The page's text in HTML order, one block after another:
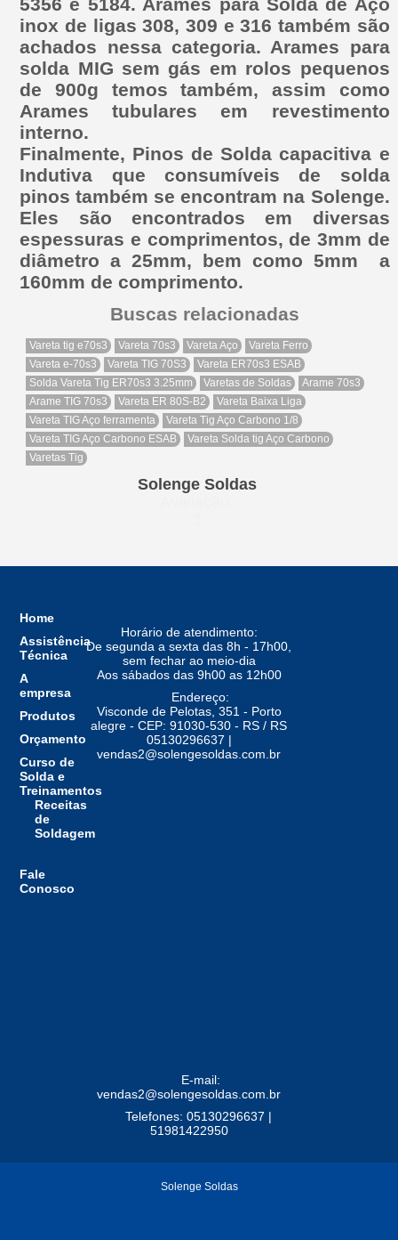
inox de ligas 308, 309 e 316 também são
achados nessa categoria. Arames para
solda MIG sem gás em rolos pequenos
de 900g temos também, assim como
Arames tubulares em revestimento
interno.
Finalmente, Pinos de Solda capacitiva e
Indutiva que consumíveis de solda
pinos também se encontram na Solenge.
Eles são encontrados em diversas
espessuras e comprimentos, de 3mm de
diâmetro a 25mm, bem como 5mm a
160mm de comprimento.
Buscas relacionadas
Vareta tig e70s3 Vareta 70s3 Vareta Aço
Vareta Ferro
Vareta e-70s3
Vareta TIG 70S3
Vareta ER70s3 ESAB
Solda Vareta Tig ER70s3 3.25mm
Varetas de Soldas
Arame 70s3
Arame TIG 70s3
Vareta ER 80S-B2
Vareta Baixa Liga
Vareta TIG Aço ferramenta
Vareta Tig Aço Carbono 1/8
Vareta TIG Aço Carbono ESAB
Vareta Solda tig Aço Carbono
Varetas Tig
Solenge Soldas
Home
Assistência
Técnica
A
empresa
Produtos
Orçamento
Curso de
Solda e
Treinamentos
Receitas
de
Soldagem
Fale
Conosco
Horário de atendimento:
De segunda a sexta das 8h - 17h00,
sem fechar ao meio-dia
Aos sábados das 9h00 as 12h00
Endereço:
Visconde de Pelotas, 351 - Porto
alegre - CEP: 91030-530 - RS / RS
05130296637 |
vendas2@solengesoldas.com.br
E-mail:
vendas2@solengesoldas.com.br
Telefones: 05130296637 |
51981422950
Solenge Soldas